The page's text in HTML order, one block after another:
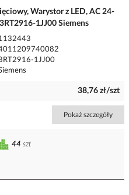
Warystor z LED, AC 24-
1JJ00 Siemens
1JJ00
38,76 zł/szt
Pokaż szczegóły
44 szt